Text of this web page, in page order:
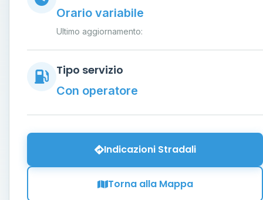
Orario variabile
Ultimo aggiornamento:
Tipo servizio
Con operatore
Indicazioni Stradali
Torna alla Mappa